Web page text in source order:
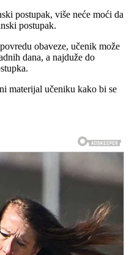
postupak, više neće moći da
postupak.
obaveze, učenik može
dana, a najduže do
materijal učeniku kako bi se